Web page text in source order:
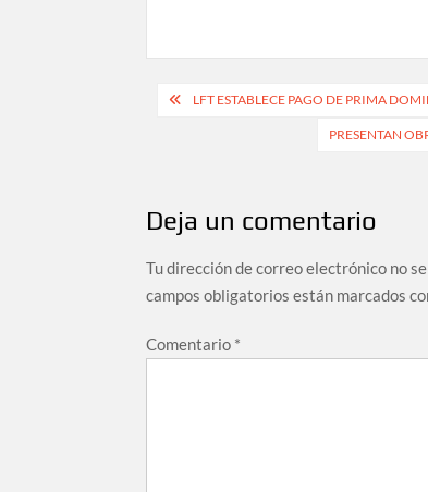
Navegación
LFT ESTABLECE PAGO DE PRIMA
PRESENTAN
Deja un comentario
Tu dirección de correo electrónico no
campos obligatorios están marcados
Comentario *